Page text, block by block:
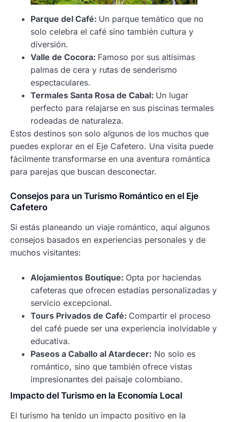
Parque del Café: Un parque temático que no
solo celebra el café sino también cultura y
diversión.
Valle de Cocora: Famoso por sus altísimas
palmas de cera y rutas de senderismo
espectaculares.
Termales Santa Rosa de Cabal: Un lugar
perfecto para relajarse en sus piscinas termales
rodeadas de naturaleza.
Estos destinos son solo algunos de los muchos que
puedes explorar en el Eje Cafetero. Una visita puede
fácilmente transformarse en una aventura romántica
para parejas que buscan desconectar.
Consejos para un Turismo Romántico en el Eje
Cafetero
Si estás planeando un viaje romántico, aquí algunos
consejos basados en experiencias personales y de
muchos visitantes:
Alojamientos Boutique: Opta por haciendas
cafeteras que ofrecen estadías personalizadas y
servicio excepcional.
Tours Privados de Café: Compartir el proceso
del café puede ser una experiencia inolvidable y
educativa.
Paseos a Caballo al Atardecer: No solo es
romántico, sino que también ofrece vistas
impresionantes del paisaje colombiano.
Impacto del Turismo en la Economía Local
El turismo ha tenido un impacto positivo en la